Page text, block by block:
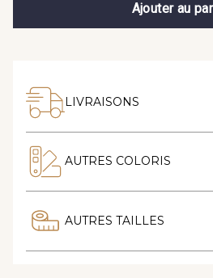
Ajouter au
LIVRAISONS
AUTRES COLORIS
AUTRES TAILLES